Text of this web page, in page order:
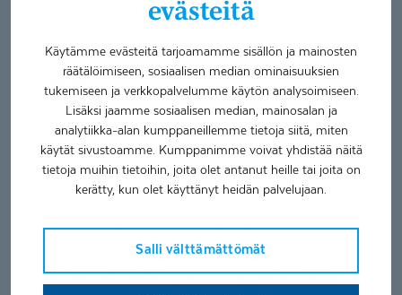
evästeitä
Käytämme evästeitä tarjoamamme sisällön ja mainosten
räätälöimiseen, sosiaalisen median ominaisuuksien
tukemiseen ja verkkopalvelumme käytön analysoimiseen.
Lisäksi jaamme sosiaalisen median, mainosalan ja
analytiikka-alan kumppaneillemme tietoja siitä, miten
käytät sivustoamme. Kumppanimme voivat yhdistää näitä
tietoja muihin tietoihin, joita olet antanut heille tai joita on
kerätty, kun olet käyttänyt heidän palvelujaan.
Salli välttämättömät
Coronaria kuntoutus- ja terapiapalvelut Raahe tarjoaa
Palvelemme
Toimipaikka on avoinna ma – pe klo 8.00 – 16.00 tai
sopimuksen mukaan.
Valtakunnallinen asiakaspalvelu- ja ajanvarausnumero 010
525 8801 palvelee puhelimitse ma - pe klo 8.00 – 16.00.
Varaa aika fysioterapiaan, hierontaan tai
alaraajatutkimukseen verkkoajanvarauksesta. Muihin
palveluihin voit lähettää ajanvarauspyynnön sähköpostilla